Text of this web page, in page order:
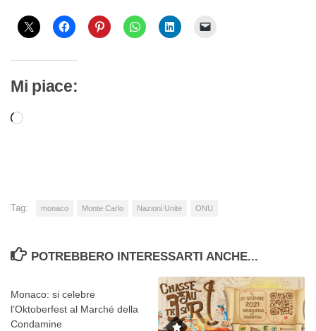
Mi piace:
Caricamento
Tag: monaco Monte Carlo Nazioni Unite ONU
POTREBBERO INTERESSARTI ANCHE...
Monaco: si celebre
l’Oktoberfest al Marché della
Condamine